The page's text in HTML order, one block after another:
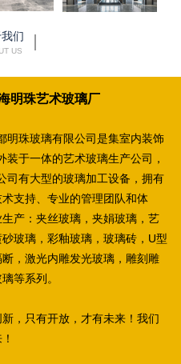
们
US
明珠艺术玻璃厂
明珠玻璃有限公司是集室内装饰
装于一体的艺术玻璃生产公司，
司有大型的玻璃加工设备，拥有
支持、专业的管理团队和体
产：夹丝玻璃，夹娟玻璃，艺
玻璃，彩釉玻璃，玻璃砖，U型
，激光内雕发光玻璃，雕刻雕
等系列。
，只有开放，才有未来！我们